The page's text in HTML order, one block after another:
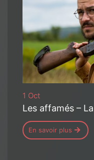
1 Oct
Les affamés –
En savoir plus